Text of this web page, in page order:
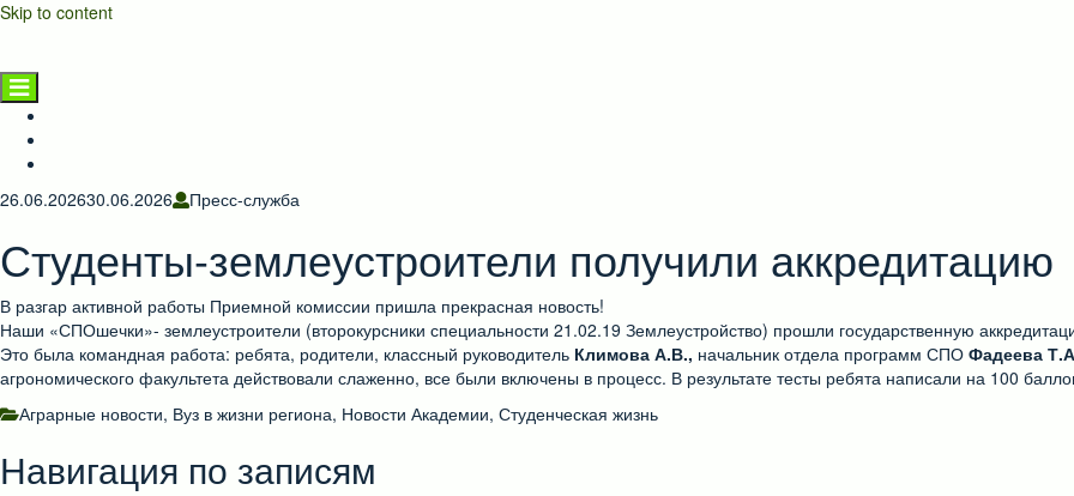
Skip to content
26.06.202630.06.2026 Пресс-служба
Студенты-землеустроители получили аккредитацию
В разгар активной работы Приемной комиссии пришла прекрасная новость!
Наши «СПОшечки»- землеустроители (второкурсники специальности 21.02.19 Землеустройство) прошли государственную
Это была командная работа: ребята, родители, классный руководитель Климова А.В., начальник отдела программ СПО Фадеева
агрономического факультета действовали слаженно, все были включены в процесс. В результате тесты ребята написали на 100
Аграрные новости, Вуз в жизни региона, Новости Академии, Студенческая жизнь
Навигация по записям